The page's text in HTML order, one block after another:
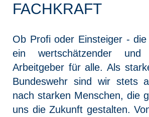
FACHKRAFT
Ob Profi oder Einsteiger -
ein wertschätzender und
Arbeitgeber für alle. Als
Bundeswehr sind wir stets
nach starken Menschen, die
uns die Zukunft gestalten.